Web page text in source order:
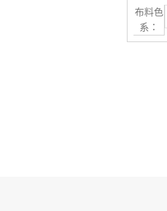
布料色
系：